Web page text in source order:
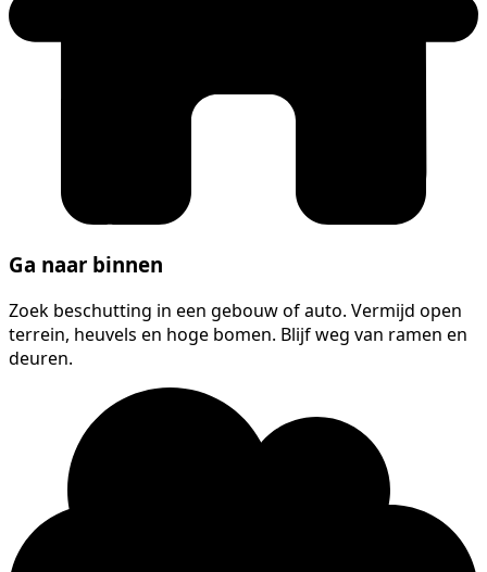
Ga naar binnen
Zoek beschutting in een gebouw of auto. Vermijd open
terrein, heuvels en hoge bomen. Blijf weg van ramen en
deuren.